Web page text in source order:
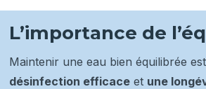
L’importance de
Maintenir une eau bien équilibrée
désinfection efficace et une